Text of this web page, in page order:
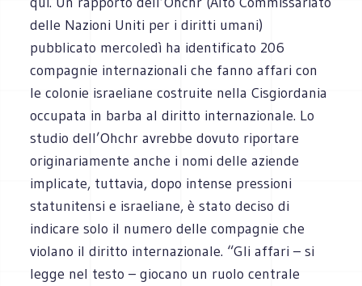
delle Nazioni Uniti per i diritti umani)
pubblicato mercoledì ha identificato 206
compagnie internazionali che fanno affari con
le colonie israeliane costruite nella Cisgiordania
occupata in barba al diritto internazionale. Lo
studio dell’Ohchr avrebbe dovuto riportare
originariamente anche i nomi delle aziende
implicate, tuttavia, dopo intense pressioni
statunitensi e israeliane, è stato deciso di
indicare solo il numero delle compagnie che
violano il diritto internazionale. “Gli affari – si
legge nel testo – giocano un ruolo centrale